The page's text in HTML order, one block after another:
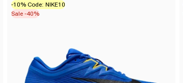
-10% Code: NIKE10
Sale -40%